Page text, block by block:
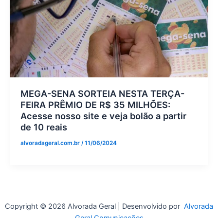
MEGA-SENA SORTEIA NESTA TERÇA-
FEIRA PRÊMIO DE R$ 35 MILHÕES:
Acesse nosso site e veja bolão a partir
de 10 reais
alvoradageral.com.br /11/06/2024
Copyright © 2026 Alvorada Geral | Desenvolvido por Alvorada